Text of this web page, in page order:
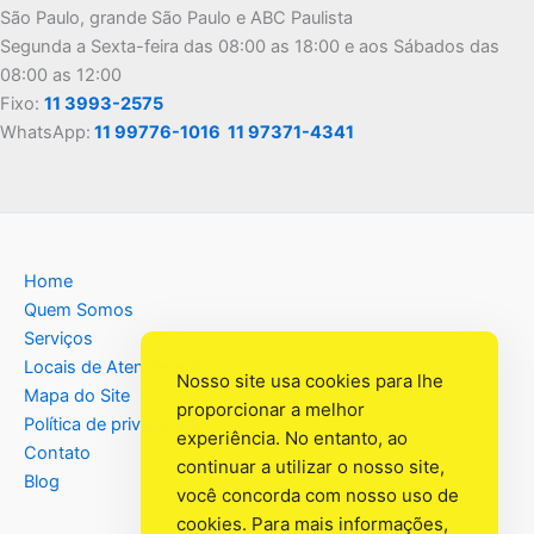
São Paulo, grande São Paulo e ABC Paulista
Segunda a Sexta-feira das 08:00 as 18:00 e aos Sábados das
08:00 as 12:00
Fixo: 11 3993-2575
WhatsApp: 11 99776-1016 11 97371-4341
Home
Quem Somos
Serviços
Locais de Atendimento
Mapa do Site
Política de privacidade
Contato
Blog
Nosso site usa cookies para lhe
proporcionar a melhor
experiência. No entanto, ao
continuar a utilizar o nosso site,
você concorda com nosso uso de
cookies. Para mais informações,